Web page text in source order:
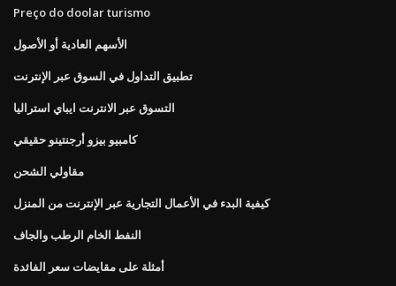
Preço do doolar turismo
الأسهم العادية أو الأصول
تطبيق التداول في السوق عبر الإنترنت
التسوق عبر الانترنت ايباي استراليا
كامبيو بيزو أرجنتينو حقيقي
مقاولي الشحن
كيفية البدء في الأعمال التجارية عبر الإنترنت من المنزل
النفط الخام الرطب والجاف
أمثلة على مقايضات سعر الفائدة